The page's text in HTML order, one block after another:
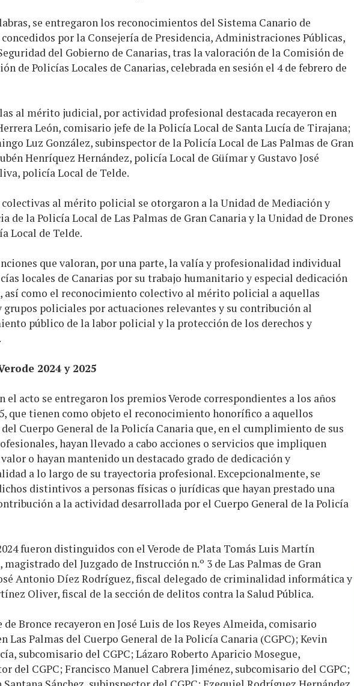
se entregaron los reconocimientos del Sistema Canario de
por la Consejería de Presidencia, Administraciones Públicas,
del Gobierno de Canarias, tras la valoración de la Comisión de
de Policías Locales de Canarias, celebrada en sesión el 4 de febrero de
al mérito judicial, por actividad profesional destacada recayeron en
León, comisario jefe de la Policía Local de Santa Lucía de Tirajana;
Luz González, subinspector de la Policía Local de Las Palmas de Gran
Henríquez Hernández, policía Local de Güímar y Gustavo José
policía Local de Telde.
colectivas al mérito policial se otorgaron a la Unidad de Mediación y
de la Policía Local de Las Palmas de Gran Canaria y la Unidad de Drones
Local de Telde.
que valoran, por una parte, la valía y profesionalidad individual
locales de Canarias por su trabajo humanitario y especial dedicación
así como el reconocimiento colectivo al mérito policial a aquellas
grupos policiales por actuaciones relevantes y su contribución al
público de la labor policial y la protección de los derechos y
2024 y 2025
el acto se entregaron los premios Verode correspondientes a los años
que tienen como objeto el reconocimiento honorífico a aquellos
Cuerpo General de la Policía Canaria que, en el cumplimiento de sus
hayan llevado a cabo acciones o servicios que impliquen
o hayan mantenido un destacado grado de dedicación y
a lo largo de su trayectoria profesional. Excepcionalmente, se
distintivos a personas físicas o jurídicas que hayan prestado una
a la actividad desarrollada por el Cuerpo General de la Policía
fueron distinguidos con el Verode de Plata Tomás Luis Martín
magistrado del Juzgado de Instrucción n.º 3 de Las Palmas de Gran
Antonio Díez Rodríguez, fiscal delegado de criminalidad informática y
Oliver, fiscal de la sección de delitos contra la Salud Pública.
de Bronce recayeron en José Luis de los Reyes Almeida, comisario
Las Palmas del Cuerpo General de la Policía Canaria (CGPC); Kevin
subcomisario del CGPC; Lázaro Roberto Aparicio Mosegue,
del CGPC; Francisco Manuel Cabrera Jiménez, subcomisario del CGPC;